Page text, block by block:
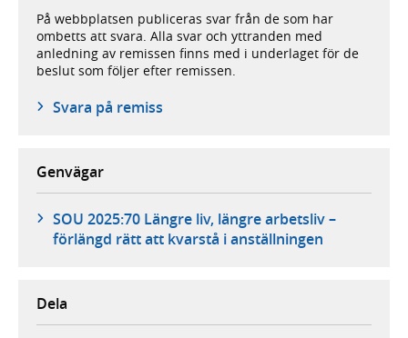
På webbplatsen publiceras svar från de som har
ombetts att svara. Alla svar och yttranden med
anledning av remissen finns med i underlaget för de
beslut som följer efter remissen.
Svara på remiss
Genvägar
SOU 2025:70 Längre liv, längre arbetsliv –
förlängd rätt att kvarstå i anställningen
Dela